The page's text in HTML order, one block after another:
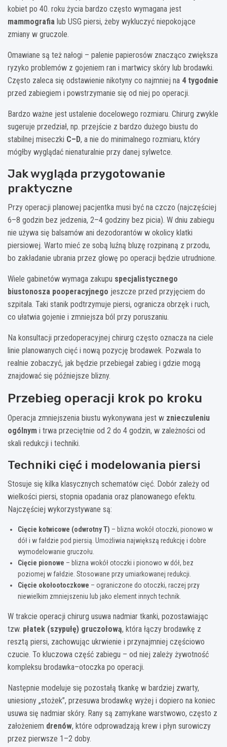
kobiet po 40. roku życia bardzo często wymagana jest
mammografia lub USG piersi, żeby wykluczyć niepokojące
zmiany w gruczole.
Omawiane są też nałogi – palenie papierosów znacząco zwiększa
ryzyko problemów z gojeniem ran i martwicy skóry lub brodawki.
Często zaleca się odstawienie nikotyny co najmniej na 4 tygodnie
przed zabiegiem i powstrzymanie się od niej po operacji.
Bardzo ważne jest ustalenie docelowego rozmiaru. Chirurg zwykle
sugeruje przedział, np. przejście z bardzo dużego biustu do
stabilnej miseczki C–D, a nie do minimalnego rozmiaru, który
mógłby wyglądać nienaturalnie przy danej sylwetce.
Jak wygląda przygotowanie
praktyczne
Przy operacji planowej pacjentka musi być na czczo (najczęściej
6–8 godzin bez jedzenia, 2–4 godziny bez picia). W dniu zabiegu
nie używa się balsamów ani dezodorantów w okolicy klatki
piersiowej. Warto mieć ze sobą luźną bluzę rozpinaną z przodu,
bo zakładanie ubrania przez głowę po operacji będzie utrudnione.
Wiele gabinetów wymaga zakupu specjalistycznego
biustonosza pooperacyjnego jeszcze przed przyjęciem do
szpitala. Taki stanik podtrzymuje piersi, ogranicza obrzęk i ruch,
co ułatwia gojenie i zmniejsza ból przy poruszaniu.
Na konsultacji przedoperacyjnej chirurg często oznacza na ciele
linie planowanych cięć i nową pozycję brodawek. Pozwala to
realnie zobaczyć, jak będzie przebiegał zabieg i gdzie mogą
znajdować się późniejsze blizny.
Przebieg operacji krok po kroku
Operacja zmniejszenia biustu wykonywana jest w znieczuleniu
ogólnym i trwa przeciętnie od 2 do 4 godzin, w zależności od
skali redukcji i techniki.
Techniki cięć i modelowania piersi
Stosuje się kilka klasycznych schematów cięć. Dobór zależy od
wielkości piersi, stopnia opadania oraz planowanego efektu.
Najczęściej wykorzystywane są:
Cięcie kotwicowe (odwrotny T) – blizna wokół otoczki, pionowo w
dół i w fałdzie pod piersią. Umożliwia największą redukcję i dobre
wymodelowanie gruczołu.
Cięcie pionowe – blizna wokół otoczki i pionowo w dół, bez
poziomej w fałdzie. Stosowane przy umiarkowanej redukcji.
Cięcie okołootoczkowe – ograniczone do otoczki, raczej przy
niewielkim zmniejszeniu lub jako element innych technik.
W trakcie operacji chirurg usuwa nadmiar tkanki, pozostawiając
tzw. płatek (szypułę) gruczołową, która łączy brodawkę z
resztą piersi, zachowując ukrwienie i przynajmniej częściowo
czucie. To kluczowa część zabiegu – od niej zależy żywotność
kompleksu brodawka–otoczka po operacji.
Następnie modeluje się pozostałą tkankę w bardziej zwarty,
uniesiony „stożek”, przesuwa brodawkę wyżej i dopiero na koniec
usuwa się nadmiar skóry. Rany są zamykane warstwowo, często z
założeniem drenów, które odprowadzają krew i płyn surowiczy
przez pierwsze 1–2 doby.